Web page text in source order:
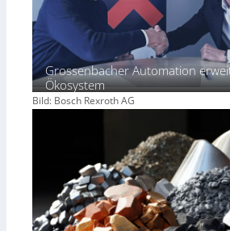
Grossenbacher Automation
Ökosystem
Bild: Bosch Rexroth AG